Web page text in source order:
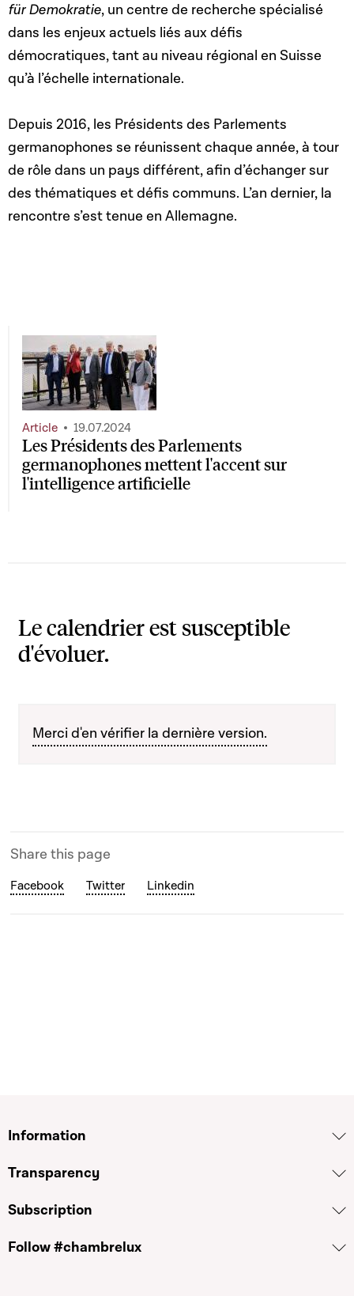
für Demokratie, un centre de recherche spécialisé
dans les enjeux actuels liés aux défis
démocratiques, tant au niveau régional en Suisse
qu’à l’échelle internationale.
Depuis 2016, les Présidents des Parlements
germanophones se réunissent chaque année, à tour
de rôle dans un pays différent, afin d’échanger sur
des thématiques et défis communs. L’an dernier, la
rencontre s’est tenue en Allemagne.
Les Présidents des Parlements
germanophones mettent l'accent sur
l'intelligence artificielle
Article 19.07.2024
Le calendrier est susceptible
d'évoluer.
Merci d'en vérifier la dernière version.
Share this page
Facebook Twitter Linkedin
Information
Transparency
Subscription
Follow #chambrelux